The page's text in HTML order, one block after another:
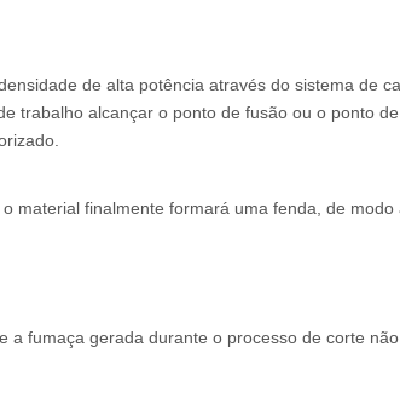
de alta potência através do sistema de
trabalho alcançar o ponto de fusão ou o ponto
material finalmente formará uma fenda, de modo
fumaça gerada durante o processo de corte